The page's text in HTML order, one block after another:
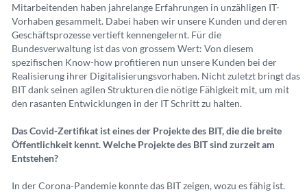
Mitarbeitenden haben jahrelange Erfahrungen in unzähligen IT-
Vorhaben gesammelt. Dabei haben wir unsere Kunden und deren
Geschäftsprozesse vertieft kennengelernt. Für die
Bundesverwaltung ist das von grossem Wert: Von diesem
spezifischen Know-how profitieren nun unsere Kunden bei der
Realisierung ihrer Digitalisierungsvorhaben. Nicht zuletzt bringt das
BIT dank seinen agilen Strukturen die nötige Fähigkeit mit, um mit
den rasanten Entwicklungen in der IT Schritt zu halten.
Das Covid-Zertifikat ist eines der Projekte des BIT, die die breite
Öffentlichkeit kennt. Welche Projekte des BIT sind zurzeit am
Entstehen?
In der Corona-Pandemie konnte das BIT zeigen, wozu es fähig ist.